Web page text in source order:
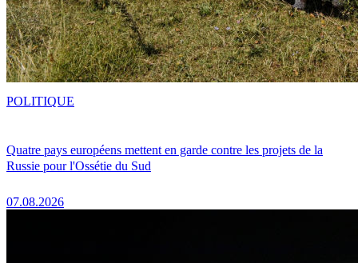
Quatre pays européens mettent en garde contre les projets de la
Russie pour l'Ossétie du Sud
07.08.2026
POLITIQUE